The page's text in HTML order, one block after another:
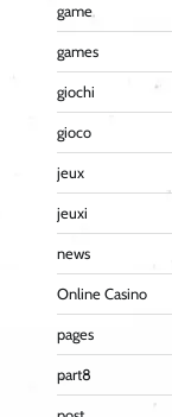
game
games
giochi
gioco
jeux
jeuxi
news
Online Casino
pages
part8